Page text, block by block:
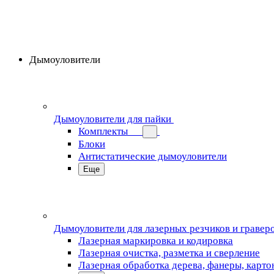
Дымоуловители
Дымоуловители для пайки
Комплекты
Блоки
Антистатические дымоуловители
Еще
Дымоуловители для лазерных резчиков и
Лазерная маркировка и кодировка
Лазерная очистка, разметка и сверление
Лазерная обработка дерева, фанеры,